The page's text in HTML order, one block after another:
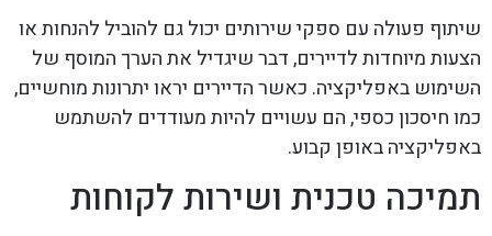
שיתוף פעולה עם ספקי שירותים יכול גם להוביל להנחות או
הצעות מיוחדות לדיירים, דבר שיגדיל את הערך המוסף של
השימוש באפליקציה. כאשר הדיירים יראו יתרונות מוחשיים,
כמו חיסכון כספי, הם עשויים להיות מעודדים להשתמש
באפליקציה באופן קבוע.
תמיכה טכנית ושירות לקוחות